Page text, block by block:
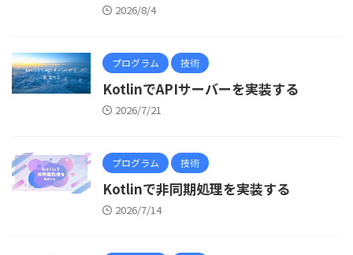
2026/8/4
プログラム 技術
KotlinでAPIサーバーを実装する
2026/7/21
プログラム 技術
Kotlinで非同期処理を実装する
2026/7/14